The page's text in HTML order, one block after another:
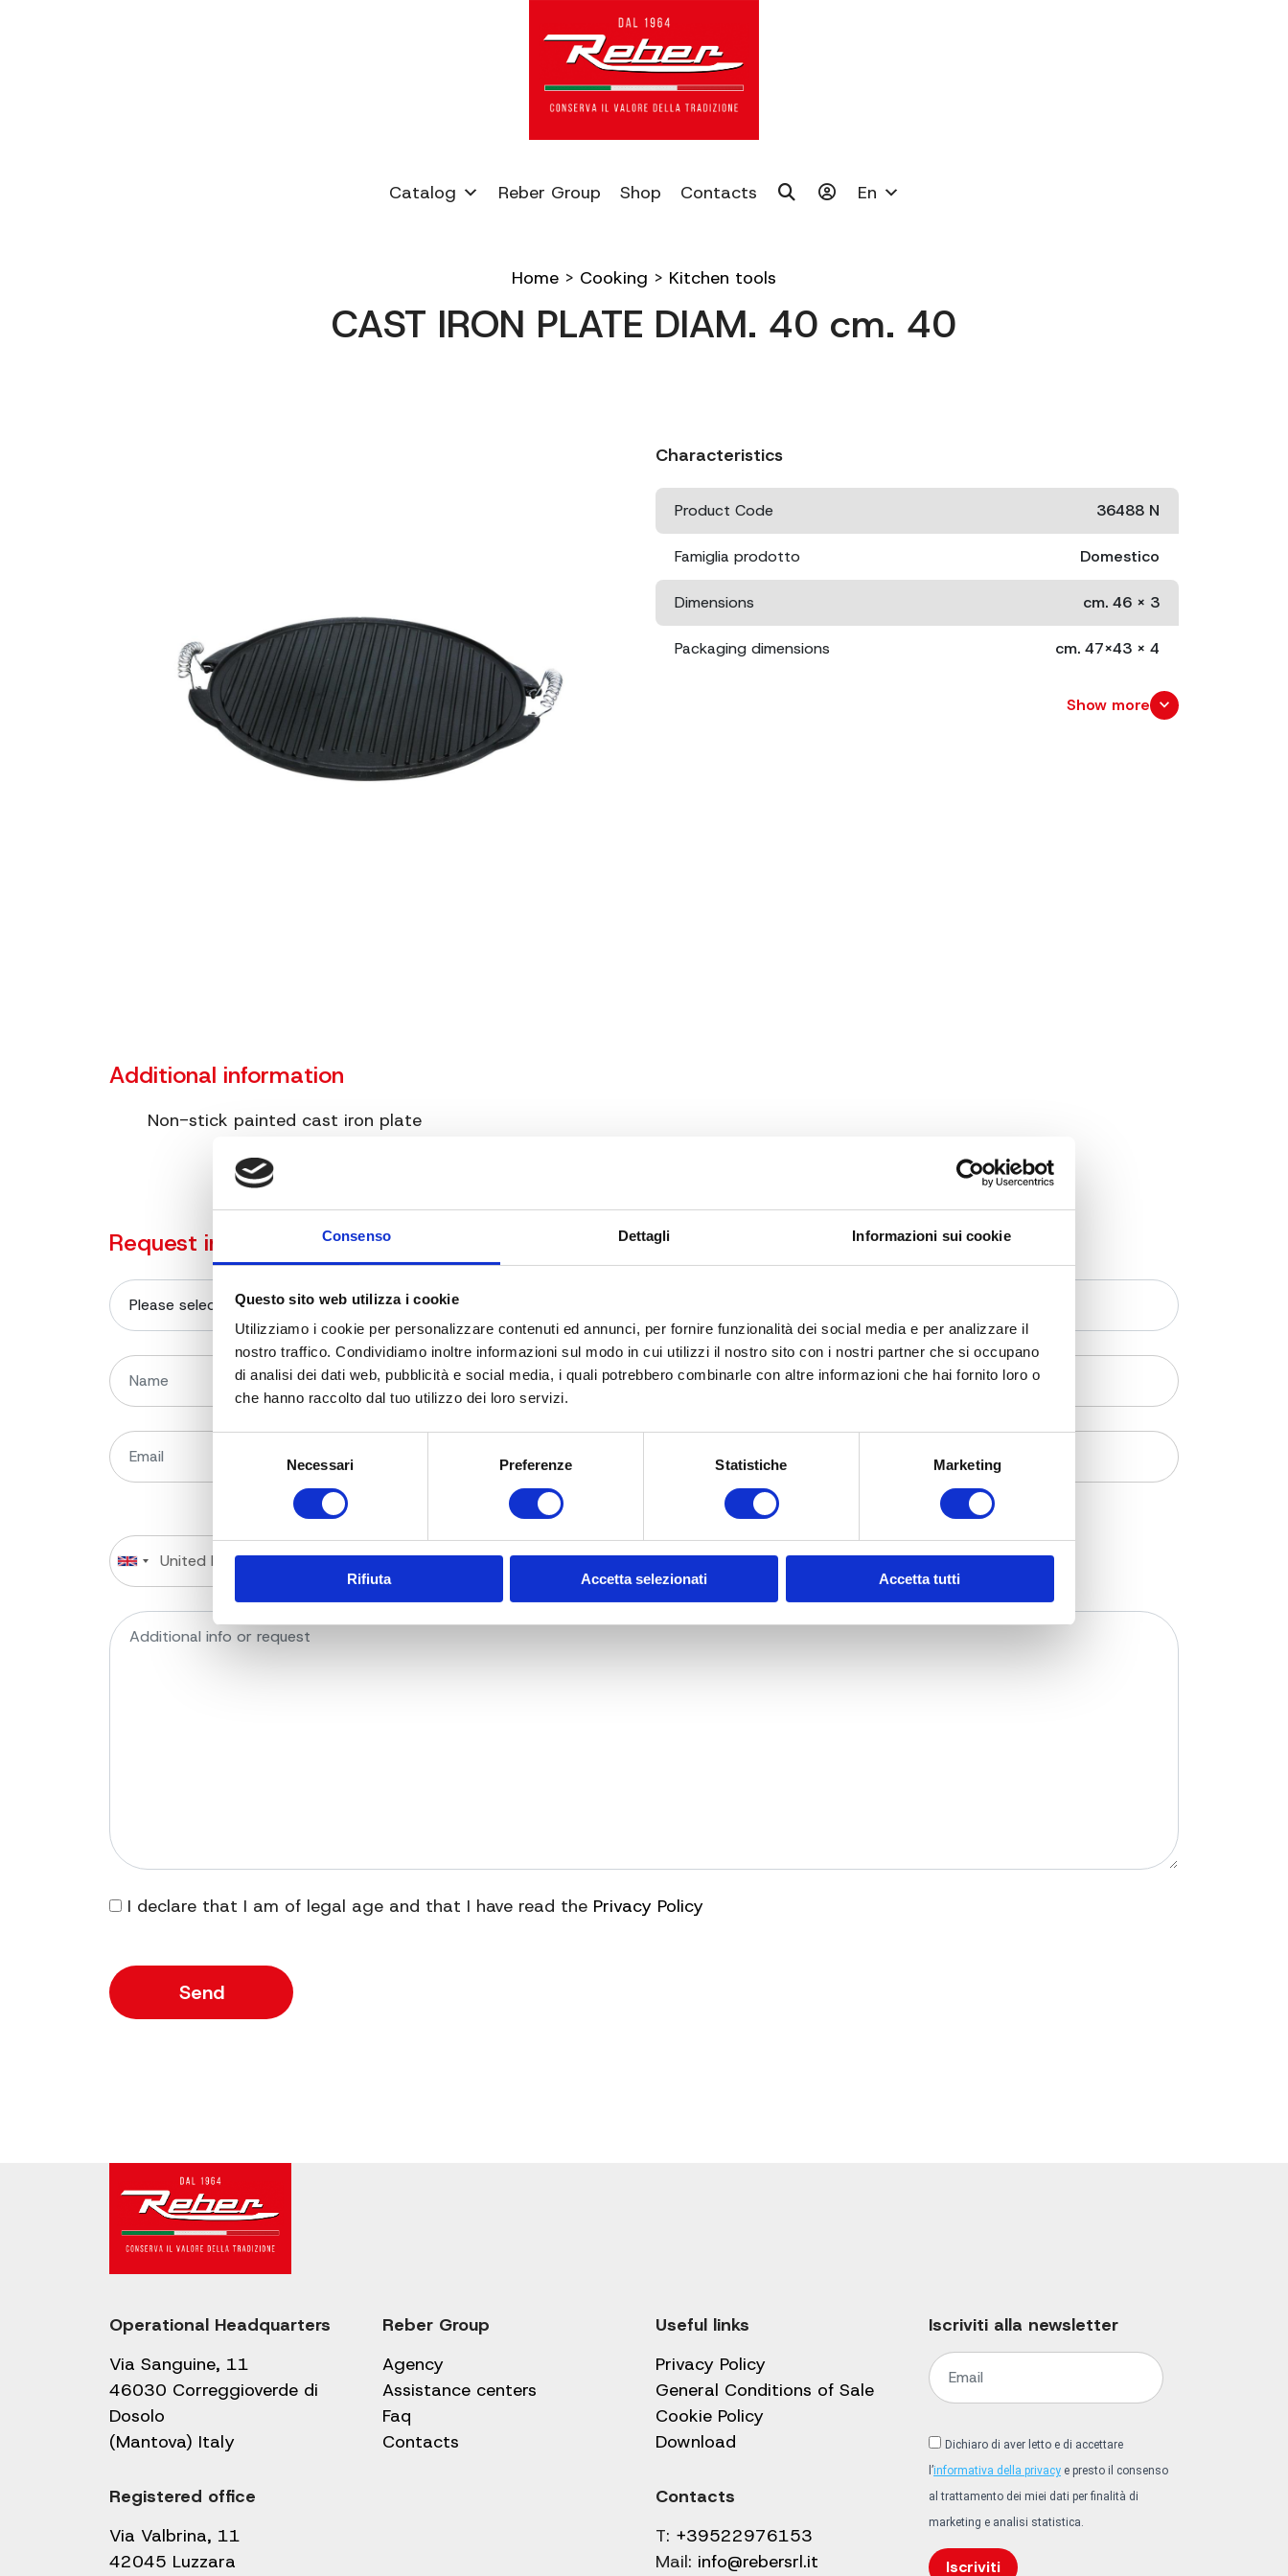
Consenso Dettagli Informazioni sui cookie
Questo sito web utilizza i cookie
Utilizziamo i cookie per personalizzare contenuti ed annunci, per fornire funzionalità dei social media e per analizzare il
nostro traffico. Condividiamo inoltre informazioni sul modo in cui utilizzi il nostro sito con i nostri partner che si occupano
di analisi dei dati web, pubblicità e social media, i quali potrebbero combinarle con altre informazioni che hai fornito loro o
che hanno raccolto dal tuo utilizzo dei loro servizi.
Necessari Preferenze Statistiche Marketing
Rifiuta Accetta selezionati Accetta tutti
Catalog Reber Group Shop Contacts En
Home > Cooking > Kitchen tools
CAST IRON PLATE DIAM. 40 cm. 40
Characteristics
Product Code 36488 N
Famiglia prodotto Domestico
Dimensions cm. 46 x 3
Packaging dimensions cm. 47x43 x 4
6.2
Show more expand_more
Additional information
Non-stick painted cast iron plate
Request information on the product
I declare that I am of legal age and that I have read the Privacy Policy
Operational Headquarters
Via Sanguine, 11
46030 Correggioverde di
Dosolo
(Mantova) Italy
Registered office
Via Valbrina, 11
42045 Luzzara
Reber Group
Agency
Assistance centers
Faq
Contacts
Useful links
Privacy Policy
General Conditions of Sale
Cookie Policy
Download
Contacts
T: +39522976153
Mail: info@rebersrl.it
Iscriviti alla newsletter
Dichiaro di aver letto e di accettare
l’informativa della privacy e presto il consenso
al trattamento dei miei dati per finalità di
marketing e analisi statistica.
Iscriviti